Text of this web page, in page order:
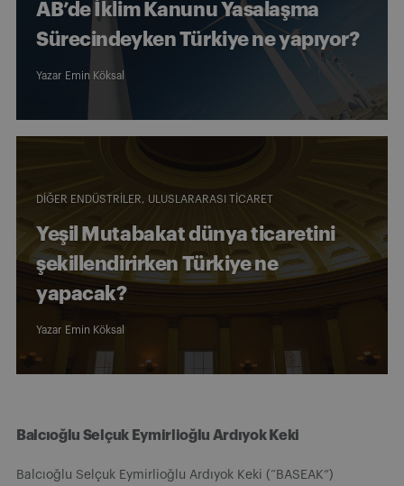
AB’de İklim Kanunu Yasalaşma
Sürecindeyken Türkiye ne yapıyor?
Yazar Emin Köksal
DIĞER ENDÜSTRILER ULUSLARARASI TICARET
Yeşil Mutabakat dünya ticaretini
şekillendirirken Türkiye ne
yapacak?
Yazar Emin Köksal
Balcıoğlu Selçuk Eymirlioğlu Ardıyok Keki
Balcıoğlu Selçuk Eymirlioğlu Ardıyok Keki (“BASEAK”)